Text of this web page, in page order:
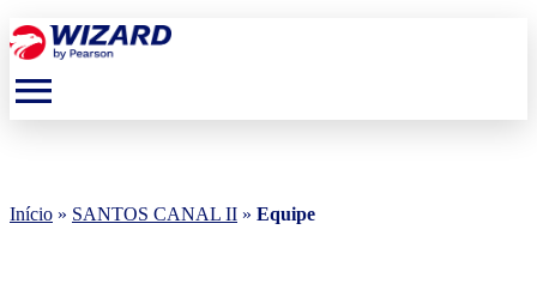
menu
Início » SANTOS CANAL II » Equipe